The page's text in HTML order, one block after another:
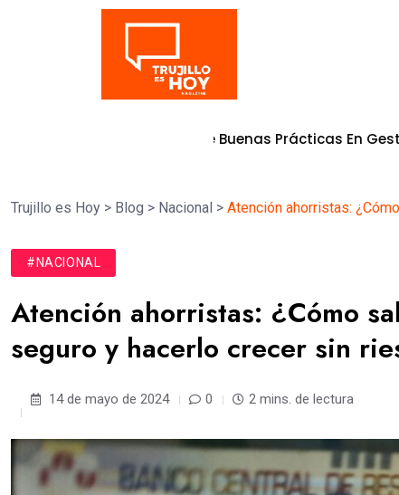
De Buenas Prácticas En Gestión Pública
Trujillo es Hoy > Blog > Nacional > Atención ahorristas:
#NACIONAL
Atención ahorristas: ¿Cómo
seguro y hacerlo crecer sin
14 de mayo de 2024 0 2 mins. de lectura